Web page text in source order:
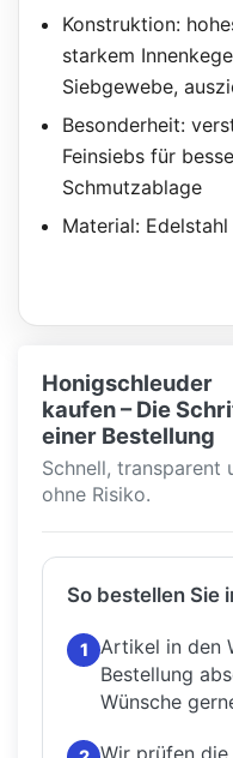
Konstruktion:
starkem
Siebgewebe,
Besonderheit:
Feinsiebs für
Schmutzablage
Material:
Honigschleuder
kaufen – Die
einer Bestellung
Schnell, transparent
ohne Risiko.
So bestellen Sie
1
Artikel in den
Bestellung
Wünsche